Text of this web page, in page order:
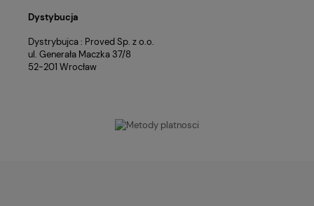
Dystybucja
Dystrybujca : Proved Sp. z o.o.
ul. Generała Maczka 37/8
52-201 Wrocław